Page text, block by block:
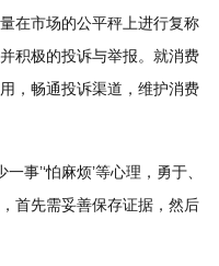
在市场的公平秤上进行复称
积极的投诉与举报。就消费
，畅通投诉渠道，维护消费
’‘怕麻烦’等心理，勇于、
首先需妥善保存证据，然后